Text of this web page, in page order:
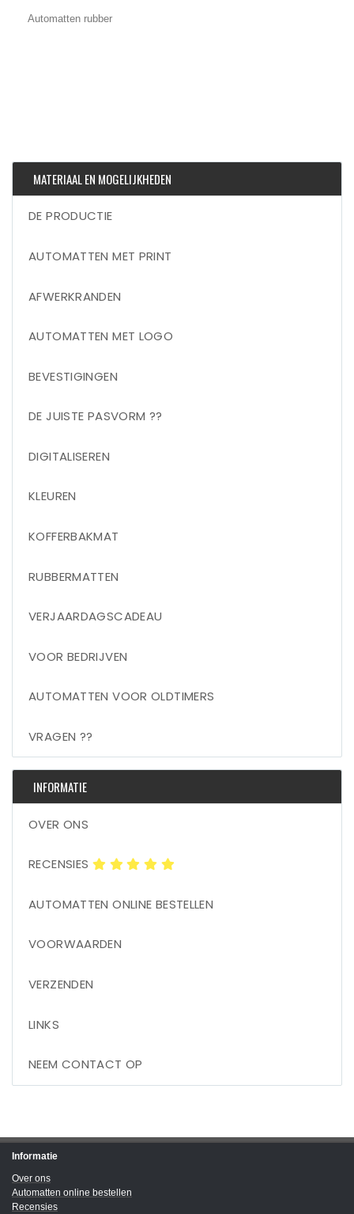
Automatten rubber
MATERIAAL EN MOGELIJKHEDEN
DE PRODUCTIE
AUTOMATTEN MET PRINT
AFWERKRANDEN
AUTOMATTEN MET LOGO
BEVESTIGINGEN
DE JUISTE PASVORM ??
DIGITALISEREN
KLEUREN
KOFFERBAKMAT
RUBBERMATTEN
VERJAARDAGSCADEAU
VOOR BEDRIJVEN
AUTOMATTEN VOOR OLDTIMERS
VRAGEN ??
INFORMATIE
OVER ONS
RECENSIES
AUTOMATTEN ONLINE BESTELLEN
VOORWAARDEN
VERZENDEN
LINKS
NEEM CONTACT OP
Informatie
Over ons
Automatten online bestellen
Recensies